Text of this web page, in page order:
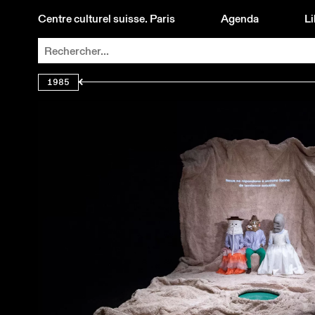
Centre culturel suisse. Paris Agenda
1985
FILIATIONS ET PRATIQUES DE L'ARCHITECTURE CONTEMPORAINE